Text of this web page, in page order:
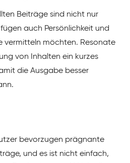
Beiträge sind nicht nur
auch Persönlichkeit und
vermitteln möchten. Resonate
von Inhalten ein kurzes
die Ausgabe besser
bevorzugen prägnante
und es ist nicht einfach,